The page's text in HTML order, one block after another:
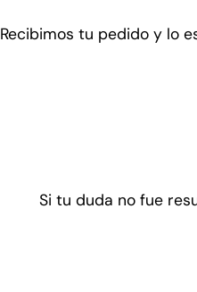
Recibimos tu pedido y lo
Si tu duda no fue